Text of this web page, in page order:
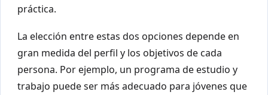
práctica.
La elección entre estas dos opciones depende en
gran medida del perfil y los objetivos de cada
persona. Por ejemplo, un programa de estudio y
trabajo puede ser más adecuado para jóvenes que